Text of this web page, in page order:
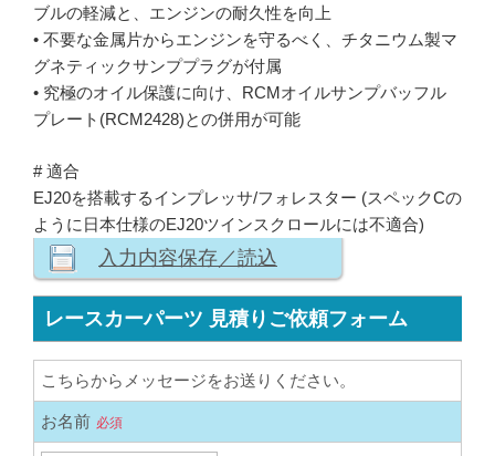
ブルの軽減と、エンジンの耐久性を向上
• 不要な金属片からエンジンを守るべく、チタニウム製マ
グネティックサンププラグが付属
• 究極のオイル保護に向け、RCMオイルサンプバッフル
プレート(RCM2428)との併用が可能
# 適合
EJ20を搭載するインプレッサ/フォレスター (スペックCの
ように日本仕様のEJ20ツインスクロールには不適合)